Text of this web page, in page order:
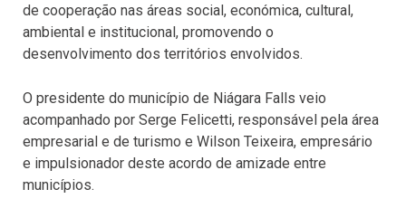
de cooperação nas áreas social, económica, cultural,
ambiental e institucional, promovendo o
desenvolvimento dos territórios envolvidos.
O presidente do município de Niágara Falls veio
acompanhado por Serge Felicetti, responsável pela área
empresarial e de turismo e Wilson Teixeira, empresário
e impulsionador deste acordo de amizade entre
municípios.